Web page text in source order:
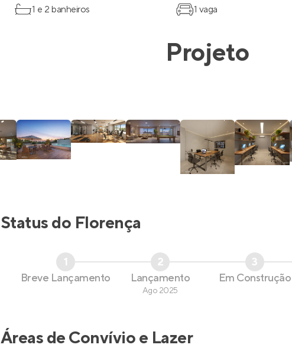
1 e 2 banheiros 1 vaga
Projeto
Status do Florença
1
Breve Lançamento
2
Lançamento
Ago 2025
3
Em Construção
Áreas de Convívio e Lazer